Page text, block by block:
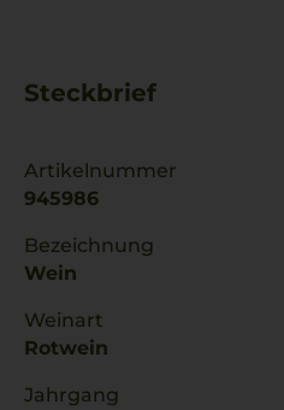
Steckbrief
Artikelnummer
945986
Bezeichnung
Wein
Weinart
Rotwein
Jahrgang